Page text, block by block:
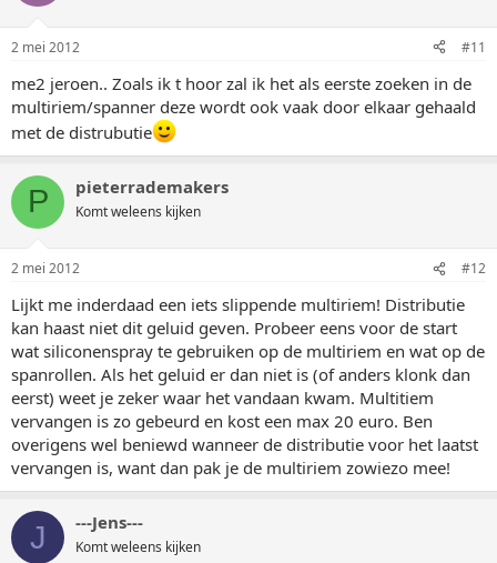
2 mei 2012 #11
me2 jeroen.. Zoals ik t hoor zal ik het als eerste zoeken in de
multiriem/spanner deze wordt ook vaak door elkaar gehaald
met de distrubutie
P pieterrademakers
Komt weleens kijken
2 mei 2012 #12
Lijkt me inderdaad een iets slippende multiriem! Distributie
kan haast niet dit geluid geven. Probeer eens voor de start
wat siliconenspray te gebruiken op de multiriem en wat op de
spanrollen. Als het geluid er dan niet is (of anders klonk dan
eerst) weet je zeker waar het vandaan kwam. Multitiem
vervangen is zo gebeurd en kost een max 20 euro. Ben
overigens wel beniewd wanneer de distributie voor het laatst
vervangen is, want dan pak je de multiriem zowiezo mee!
J ---Jens---
Komt weleens kijken